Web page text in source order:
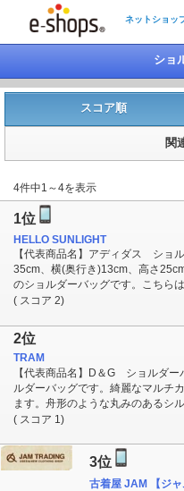
ネットショッ
ショ
スコア順
関
4件中1～4を表示
1位
HELLO SUNLIGHT
【代表商品名】アディダス ショ
35cm、横(奥行き)13cm、高さ
のショルダーバッグです。こちら
( スコア 2)
2位
TRAM
【代表商品名】D＆G ショルダー
ルダーバッグです。綺麗なマルチ
ます。舟形のような丸みのあるシ
( スコア 1)
3位
古着屋 JAM 【ジャ